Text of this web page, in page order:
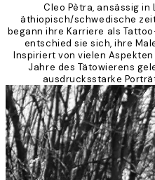
Cleo Pètra, ansässig in
äthiopisch/schwedische
begann ihre Karriere als
entschied sie sich, ihre
Inspiriert von vielen
Jahre des Tätowierens
ausdrucksstarke